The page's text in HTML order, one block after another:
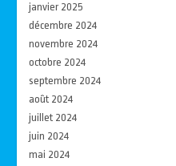
janvier 2025
décembre 2024
novembre 2024
octobre 2024
septembre 2024
août 2024
juillet 2024
juin 2024
mai 2024